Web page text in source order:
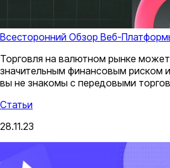
Всесторонний Обзор Веб-
Торговля на валютном рынке
значительным финансовым риском
вы не знакомы с передовыми
Статьи
28.11.23